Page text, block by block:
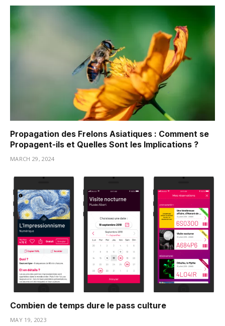
Propagation des Frelons Asiatiques : Comment se
Propagent-ils et Quelles Sont les Implications ?
MARCH 29, 2024
Combien de temps dure le pass culture
MAY 19, 2023